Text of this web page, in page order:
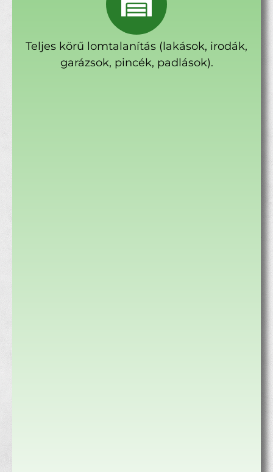
Teljes körű lomtalanítás (lakások, irodák,
garázsok, pincék, padlások).